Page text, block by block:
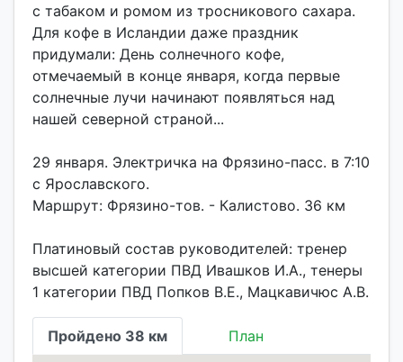
с табаком и ромом из тросникового сахара.
Для кофе в Исландии даже праздник
придумали: День солнечного кофе,
отмечаемый в конце января, когда первые
солнечные лучи начинают появляться над
нашей северной страной...
29 января. Электричка на Фрязино-пасс. в 7:10
с Ярославского.
Маршрут: Фрязино-тов. - Калистово. 36 км
Платиновый состав руководителей: тренер
высшей категории ПВД Ивашков И.А., тенеры
1 категории ПВД Попков В.Е., Мацкавичюс А.В.
Пройдено 38 км План